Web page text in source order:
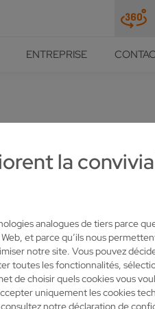
la
analogues de tiers parce
et parce qu’ils nous
notre site. Vous pouvez
toutes les fonctionnalités,
de choisir quels cookies vous
uniquement les cookies
notre déclaration de
ENTREPRISE
Fondée en 1889,
a mis en service sa
des lames de scie